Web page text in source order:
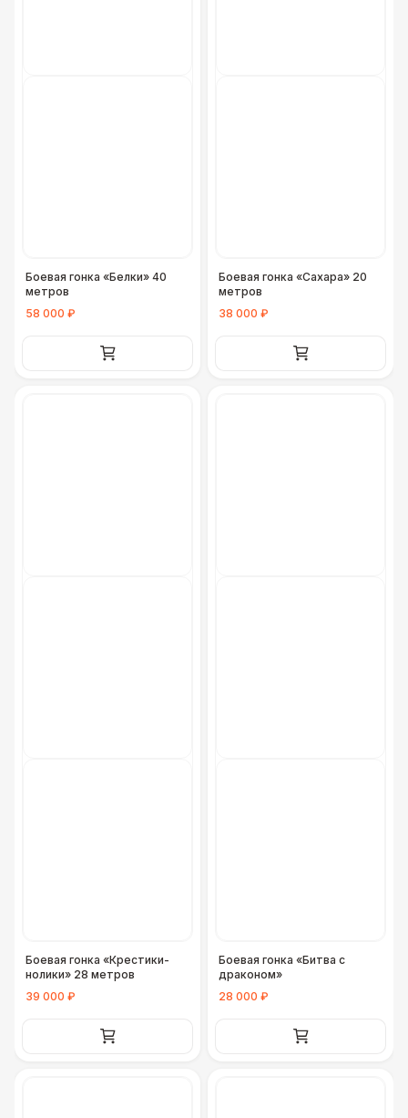
Боевая гонка «Белки» 40
метров
58 000 ₽
Боевая гонка «Сахара» 20
метров
38 000 ₽
Боевая гонка «Крестики-
нолики» 28 метров
39 000 ₽
Боевая гонка «Битва с
драконом»
28 000 ₽